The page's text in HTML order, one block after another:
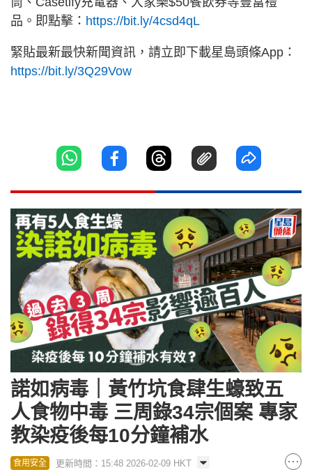
品。即點擊： https://bit.ly/4csd4qL
緊貼最新最快新聞資訊，請立即下載星島頭條App：
https://bit.ly/3Q29Vow
諾如病毒｜黃竹坑食肆生蠔致五
人食物中毒 三周錄34宗個案 專家
教染疫後每10分鐘補水
食用安全 更新時間：15:48 2026-02-09 HKT